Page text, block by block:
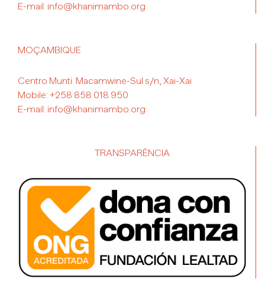
E-mail: info@khanimambo.org
MOÇAMBIQUE
Centro Munti. Macamwine-Sul s/n, Xai-Xai
Mobile: +258 858 018 950
E-mail: info@khanimambo.org
TRANSPARÊNCIA